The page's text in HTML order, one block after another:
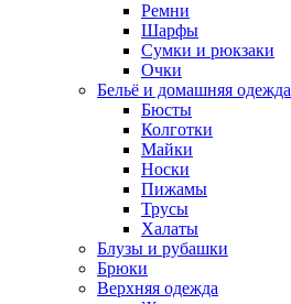
Ремни
Шарфы
Сумки и рюкзаки
Очки
Бельё и домашняя одежда
Бюсты
Колготки
Майки
Носки
Пижамы
Трусы
Халаты
Блузы и рубашки
Брюки
Верхняя одежда